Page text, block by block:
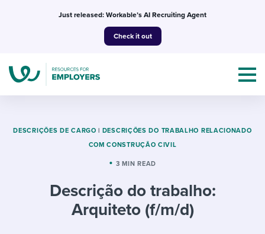
Just released: Workable’s AI Recruiting Agent
Check it out
Topics
Templates & Guides
I’m a jobseeker
DESCRIÇÕES DE CARGO | DESCRIÇÕES DO TRABALHO RELACIONADO
COM CONSTRUÇÃO CIVIL
3 MIN READ
Descrição do trabalho:
Arquiteto (f/m/d)